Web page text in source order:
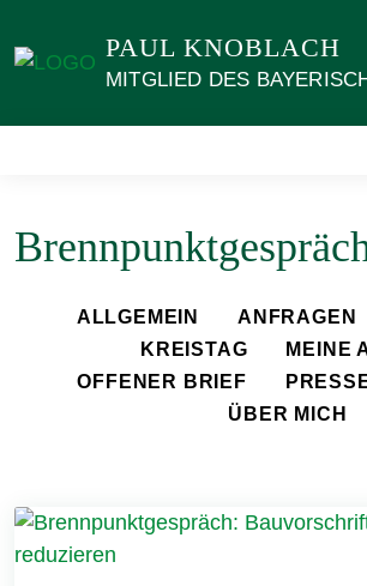
zum
PAUL KNOBLACH
MITGLIED DES
ALLGEMEIN ANFRAGEN
KREISTAG
MEINE
OFFENER BRIEF
ÜBER MICH